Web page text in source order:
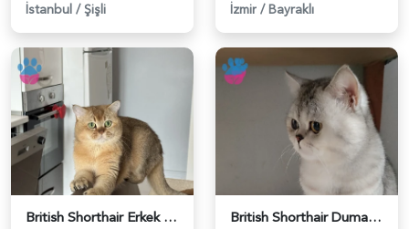
İstanbul / Şişli
İzmir / Bayraklı
British Shorthair Erkek Kızgınlıkta - 118984651 British Shorthair Duma Eş Arıyorum - 118984650